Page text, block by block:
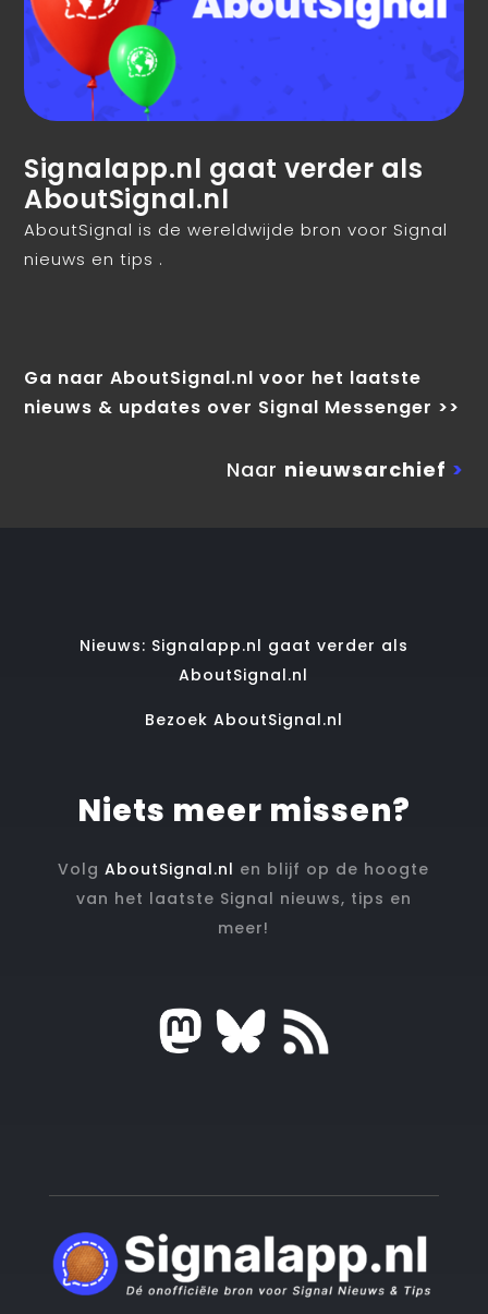
Signalapp.nl gaat verder als
AboutSignal.nl
AboutSignal is de wereldwijde bron voor Signal
nieuws en tips .
Ga naar AboutSignal.nl voor het laatste
nieuws & updates over Signal Messenger >>
Naar nieuwsarchief >
Nieuws: Signalapp.nl gaat verder als
AboutSignal.nl
Bezoek AboutSignal.nl
Niets meer missen?
VolgAboutSignal.nl en blijf op de hoogte
van het laatste Signal nieuws, tips en
meer!